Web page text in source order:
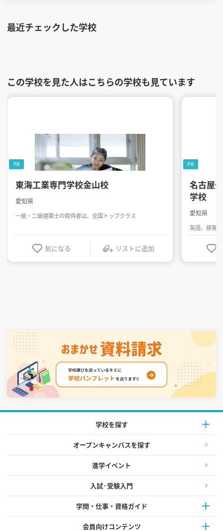
最近チェックした学校
この学校を見た人はこちらの学校も見ています
東海工業専門学校金山校
愛知県
一級・二級建築士の取得者は、全国トップクラス
気になる リストに追加
PR
名古屋
学校
愛知県
英語、接客
PR
学校を探す
オープンキャンパスを探す
進学イベント
入試·受験入門
学問・仕事・資格ガイド
会員向けコンテンツ